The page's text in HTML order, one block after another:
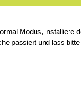
Modus,
passiert und lass